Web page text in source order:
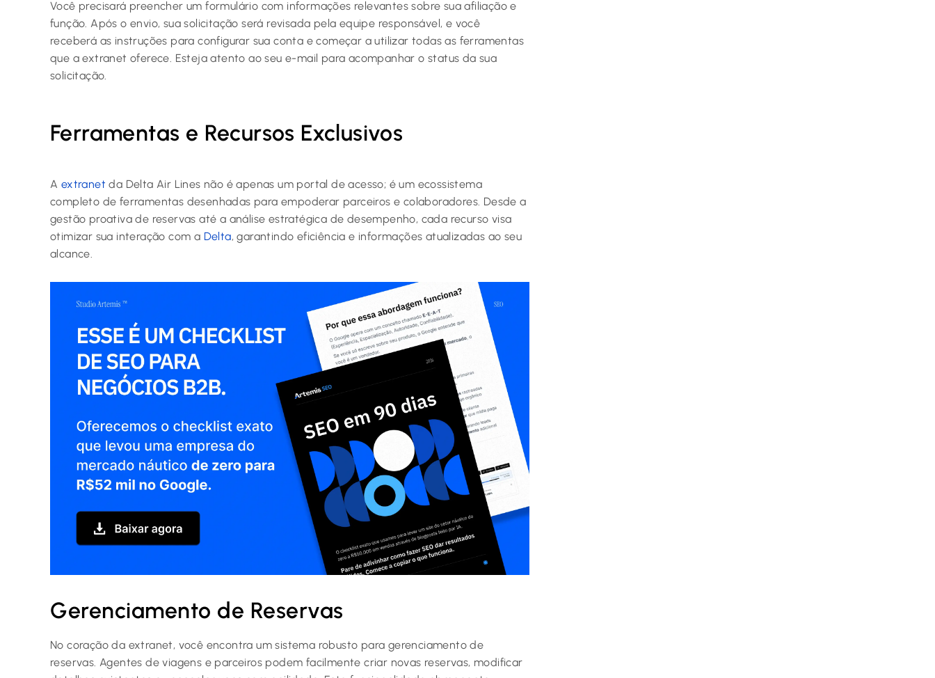
Você precisará preencher um formulário com informações relevantes sobre sua afiliação e
função. Após o envio, sua solicitação será revisada pela equipe responsável, e você
receberá as instruções para configurar sua conta e começar a utilizar todas as ferramentas
que a extranet oferece. Esteja atento ao seu e-mail para acompanhar o status da sua
solicitação.
Ferramentas e Recursos Exclusivos
A extranet da Delta Air Lines não é apenas um portal de acesso; é um ecossistema
completo de ferramentas desenhadas para empoderar parceiros e colaboradores. Desde a
gestão proativa de reservas até a análise estratégica de desempenho, cada recurso visa
otimizar sua interação com a Delta, garantindo eficiência e informações atualizadas ao seu
alcance.
Gerenciamento de Reservas
No coração da extranet, você encontra um sistema robusto para gerenciamento de
reservas. Agentes de viagens e parceiros podem facilmente criar novas reservas, modificar